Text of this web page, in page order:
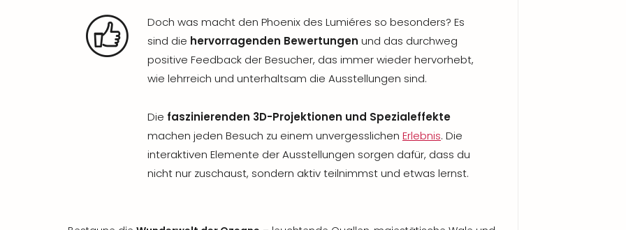
Doch was macht den Phoenix des Lumiéres so besonders? Es
sind die hervorragenden Bewertungen und das durchweg
positive Feedback der Besucher, das immer wieder hervorhebt,
wie lehrreich und unterhaltsam die Ausstellungen sind.
Die faszinierenden 3D-Projektionen und Spezialeffekte
machen jeden Besuch zu einem unvergesslichen Erlebnis. Die
interaktiven Elemente der Ausstellungen sorgen dafür, dass du
nicht nur zuschaust, sondern aktiv teilnimmst und etwas lernst.